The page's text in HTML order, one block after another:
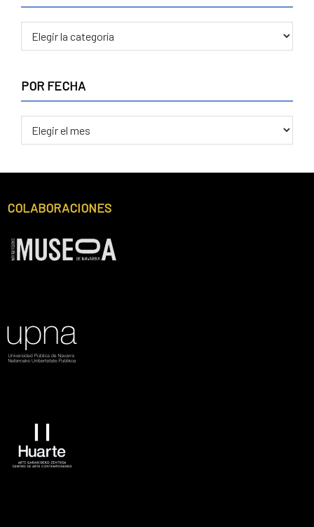
CATEGORÍA
POR FECHA
FECHA
Footer
COLABORACIONES